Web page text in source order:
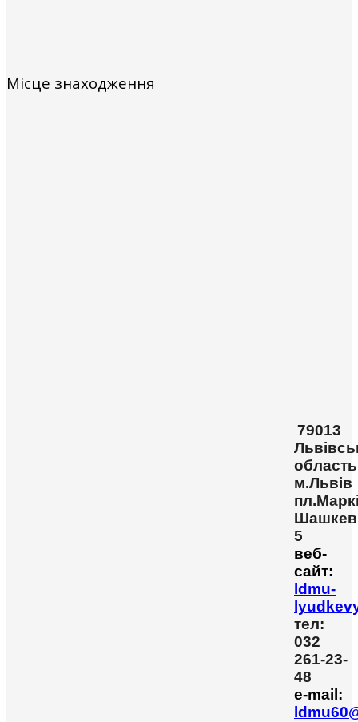
Місце знаходження
79013
область
м.Львів
5
веб-
сайт:
ldmu-
тел:
032
261-23-
48
e-mail: